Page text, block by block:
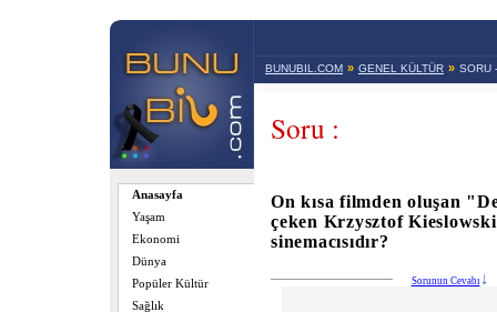
Anasayfa
Yaşam
Ekonomi
Dünya
Popüler Kültür
Sağlık
BUNUBIL.COM » GENEL KÜLTÜR » SORU
Soru :
On kısa filmden oluşan
çeken Krzysztof
sinemacısıdır?
Sorunun Cevabı